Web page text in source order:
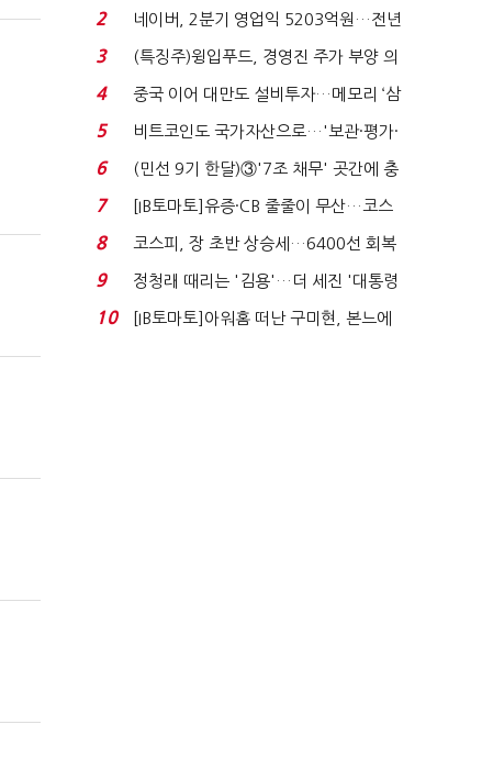
로봇·AI 등 논...
2
네이버, 2분기 영업익 5203억원…전년
비 0.2% 감소...
3
(특징주)윙입푸드, 경영진 주가 부양 의
지에 상한가...
4
중국 이어 대만도 설비투자…메모리 ‘삼
국전쟁’
5
비트코인도 국가자산으로…'보관·평가·
처분' 기준은 ...
6
(민선 9기 한달)③'7조 채무' 곳간에 충
격…추미애, 20년...
7
[IB토마토]유증·CB 줄줄이 무산…코스
닥 벌점 급증에 ...
8
코스피, 장 초반 상승세…6400선 회복
시도
9
정청래 때리는 '김용'…더 세진 '대통령
최측근' 입...
10
[IB토마토]아워홈 떠난 구미현, 본느에